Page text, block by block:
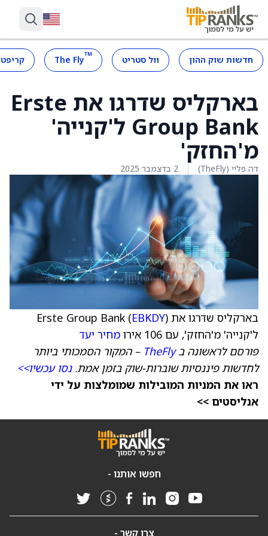
חדשות שוק ההון וול סטריט ™
The Fly
בארקליס שדרגו את Erste
Group Bank ל'קנייה'
מ'החזק'
דה פליי (TheFly) 2 בדצמבר 2025
בארקליס שדרגו את Erste Group Bank ( EBKDY)
ל'קנייה' מ'החזק', עם 106 אירו
מחיר יעד
פורסם לראשונה בTheFly – המקור הסמכותי ביותר
לחדשות פיננסיות שוברות-שוק בזמן אמת.נסו עכשיו>>
ראו את המניות המובילות שמומלצות על ידי
אנליסטים >>
חפשו אותנו -
צרו קשר -